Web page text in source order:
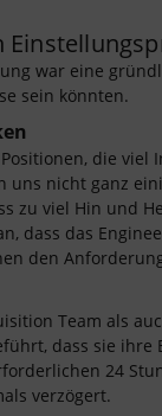
war eine
sein könnten.
die
uns nicht ganz
zu viel Hin und
dass das
den
Team als
dass sie ihre
24
verzögert.